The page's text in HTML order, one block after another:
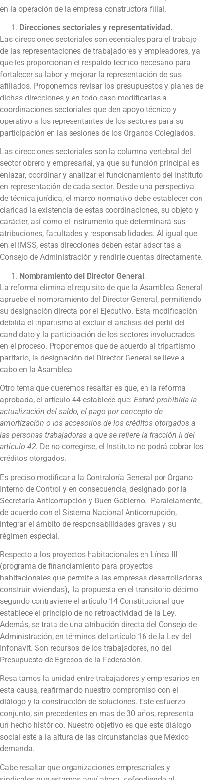
en la operación de la empresa constructora filial.
Direcciones sectoriales y representatividad.
Las direcciones sectoriales son esenciales para el trabajo
de las representaciones de trabajadores y empleadores, ya
que les proporcionan el respaldo técnico necesario para
fortalecer su labor y mejorar la representación de sus
afiliados. Proponemos revisar los presupuestos y planes de
dichas direcciones y en todo caso modificarlas a
coordinaciones sectoriales que den apoyo técnico y
operativo a los representantes de los sectores para su
participación en las sesiones de los Órganos Colegiados.
Las direcciones sectoriales son la columna vertebral del
sector obrero y empresarial, ya que su función principal es
enlazar, coordinar y analizar el funcionamiento del Instituto
en representación de cada sector. Desde una perspectiva
de técnica jurídica, el marco normativo debe establecer con
claridad la existencia de estas coordinaciones, su objeto y
carácter, así como el instrumento que determinará sus
atribuciones, facultades y responsabilidades. Al igual que
en el IMSS, estas direcciones deben estar adscritas al
Consejo de Administración y rendirle cuentas directamente.
Nombramiento del Director General.
La reforma elimina el requisito de que la Asamblea General
apruebe el nombramiento del Director General, permitiendo
su designación directa por el Ejecutivo. Esta modificación
debilita el tripartismo al excluir el análisis del perfil del
candidato y la participación de los sectores involucrados
en el proceso. Proponemos que de acuerdo al tripartismo
paritario, la designación del Director General se lleve a
cabo en la Asamblea.
Otro tema que queremos resaltar es que, en la reforma
aprobada, el artículo 44 establece que: Estará prohibida la
actualización del saldo, el pago por concepto de
amortización o los accesorios de los créditos otorgados a
las personas trabajadoras a que se refiere la fracción II del
artículo 42. De no corregirse, el Instituto no podrá cobrar los
créditos otorgados.
Es preciso modificar a la Contraloría General por Órgano
Interno de Control y en consecuencia, designado por la
Secretaría Anticorrupción y Buen Gobierno. Paralelamente,
de acuerdo con el Sistema Nacional Anticorrupción,
integrar el ámbito de responsabilidades graves y su
régimen especial.
Respecto a los proyectos habitacionales en Línea III
(programa de financiamiento para proyectos
habitacionales que permite a las empresas desarrolladoras
construir viviendas), la propuesta en el transitorio décimo
segundo contraviene el artículo 14 Constitucional que
establece el principio de no retroactividad de la Ley.
Además, se trata de una atribución directa del Consejo de
Administración, en términos del artículo 16 de la Ley del
Infonavit. Son recursos de los trabajadores, no del
Presupuesto de Egresos de la Federación.
Resaltamos la unidad entre trabajadores y empresarios en
esta causa, reafirmando nuestro compromiso con el
diálogo y la construcción de soluciones. Este esfuerzo
conjunto, sin precedentes en más de 30 años, representa
un hecho histórico. Nuestro objetivo es que este diálogo
social esté a la altura de las circunstancias que México
demanda.
Cabe resaltar que organizaciones empresariales y